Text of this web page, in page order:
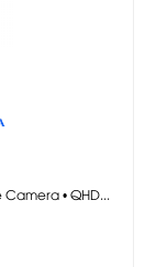
• QHD...